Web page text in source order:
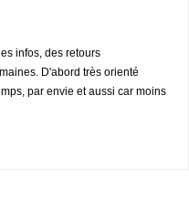
infos, des retours
D'abord très orienté
par envie et aussi car moins